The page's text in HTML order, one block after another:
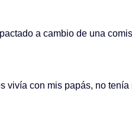
a cambio de una
con mis papás, no